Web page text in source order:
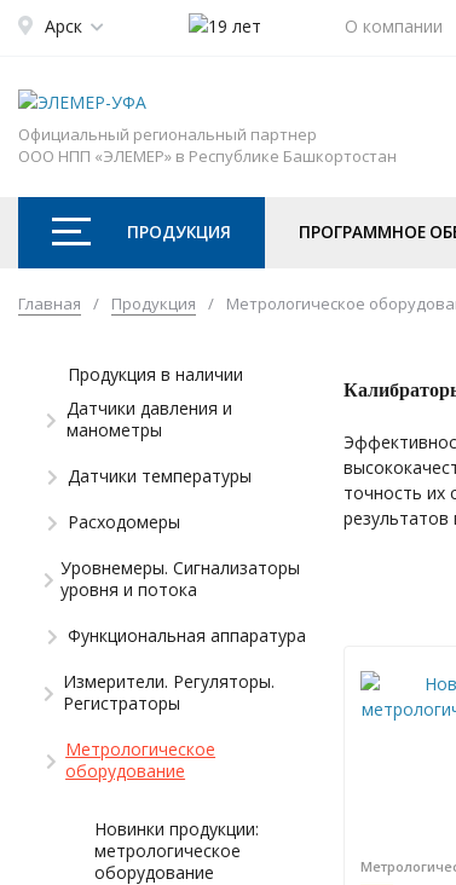
Арск О компании
Официальный региональный партнер
ООО НПП «ЭЛЕМЕР» в Республике Башкортостан
ПРОДУКЦИЯ ПРОГРАММНОЕ
Главная / Продукция / Метрологическое
Продукция в наличии
Датчики давления и
манометры
Датчики температуры
Расходомеры
Уровнемеры. Сигнализаторы
уровня и потока
Функциональная аппаратура
Измерители. Регуляторы.
Регистраторы
Метрологическое
оборудование
Новинки продукции:
метрологическое
оборудование
точность их